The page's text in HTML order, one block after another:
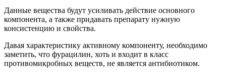
Данные вещества будут усиливать действие основного
компонента, а также придавать препарату нужную
консистенцию и свойства.
Давая характеристику активному компоненту, необходимо
заметить, что фурацилин, хоть и входит в класс
противомикробных веществ, не является антибиотиком.